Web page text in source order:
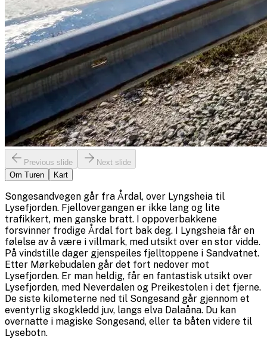
Previous slide
Next slide
Om Turen
Kart
Songesandvegen går fra Årdal, over Lyngsheia til
Lysefjorden. Fjellovergangen er ikke lang og lite
trafikkert, men ganske bratt. I oppoverbakkene
forsvinner frodige Årdal fort bak deg. I Lyngsheia får en
følelse av å være i villmark, med utsikt over en stor vidde.
På vindstille dager gjenspeiles fjelltoppene i Sandvatnet.
Etter Mørkebudalen går det fort nedover mot
Lysefjorden. Er man heldig, får en fantastisk utsikt over
Lysefjorden, med Neverdalen og Preikestolen i det fjerne.
De siste kilometerne ned til Songesand går gjennom et
eventyrlig skogkledd juv, langs elva Dalaåna. Du kan
overnatte i magiske Songesand, eller ta båten videre til
Lysebotn.